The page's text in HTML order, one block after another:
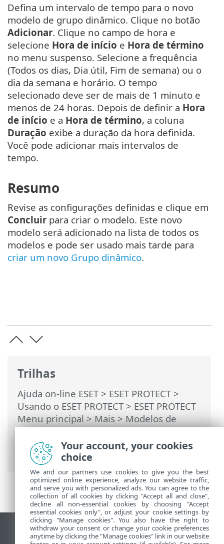
Trilhas
Ajuda on-line ESET> ESET PROTECT>
Usando o ESET PROTECT> ESET PROTECT
Menu principal>Mais>Modelos de
grupo dinâmico>Modelo de grupo
dinâmico - exemplos> Grupo dinâmico:
um aplicativo de segurança está instalado
Defina um intervalo de tempo para o novo
modelo de grupo dinâmico. Clique no botão
Adicionar. Clique no campo de hora e
selecione Hora de início e Hora de término
no menu suspenso. Selecione a frequência
(Todos os dias, Dia útil, Fim de semana) ou o
dia da semana e horário. O tempo
selecionado deve ser de mais de 1 minuto e
menos de 24 horas. Depois de definir a Hora
de início e a Hora de término, a coluna
Duração exibe a duração da hora definida.
Você pode adicionar mais intervalos de
tempo.
Resumo
Revise as configurações definidas e clique em
Concluir para criar o modelo. Este novo
modelo será adicionado na lista de todos os
modelos e pode ser usado mais tarde para
criar um novo Grupo dinâmico.
Ver site para desktop
Your account, your cookies
choice
We and our partners use cookies to give you the best
optimized online experience, analyze our website traffic,
and serve you with personalized ads. You can agree to the
collection of all cookies by clicking "Accept all and close",
decline all non-essential cookies by choosing "Accept
essential cookies only", or adjust your cookie settings by
clicking "Manage cookies". You also have the right to
withdraw your consent or change your cookie preferences
anytime by clicking the "Manage cookies" link in our website